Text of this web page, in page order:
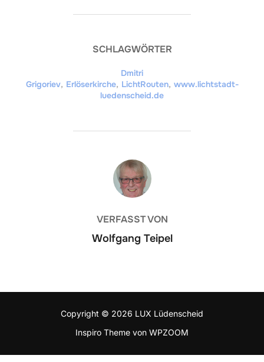
SCHLAGWÖRTER
Dmitri
Grigoriev, Erlöserkirche, LichtRouten, www.lichtstadt-
luedenscheid.de
BEITRAGSAUTOR
VERFASST VON
Wolfgang Teipel
Copyright © 2026 LUX Lüdenscheid
Inspiro Theme von WPZOOM